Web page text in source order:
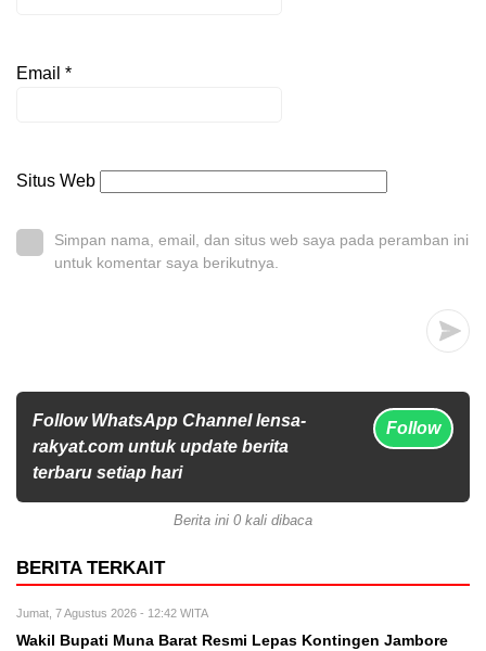
Email *
Situs Web
Simpan nama, email, dan situs web saya pada peramban ini
untuk komentar saya berikutnya.
Follow WhatsApp Channel lensa-
rakyat.com untuk update berita
terbaru setiap hari
Follow
Berita ini 0 kali dibaca
BERITA TERKAIT
Jumat, 7 Agustus 2026 - 12:42 WITA
Wakil Bupati Muna Barat Resmi Lepas Kontingen Jambore